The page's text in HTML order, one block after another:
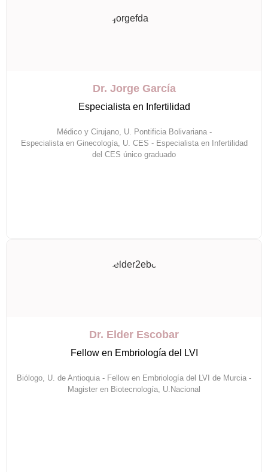
Dr. Jorge García
Especialista en Infertilidad
Médico y Cirujano, U. Pontificia Bolivariana -
Especialista en Ginecología, U. CES - Especialista en Infertilidad
del CES único graduado
Dr. Elder Escobar
Fellow en Embriología del LVI
Biólogo, U. de Antioquia - Fellow en Embriología del LVI de Murcia -
Magister en Biotecnología, U.Nacional